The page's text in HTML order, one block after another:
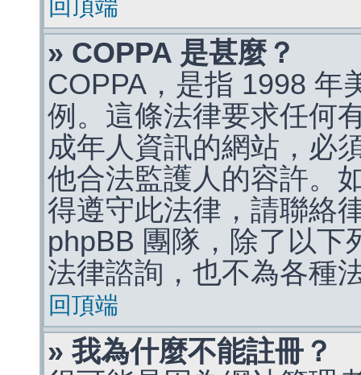
回頂端
» COPPA 是甚麼？
COPPA，是指 1998 年
例。這條法律要求任何
成年人資訊的網站，必
他合法監護人的容許。
得遵守此法律，請聯絡
phpBB 團隊，除了以下
法律諮詢，也不為各種
回頂端
» 我為什麼不能註冊？